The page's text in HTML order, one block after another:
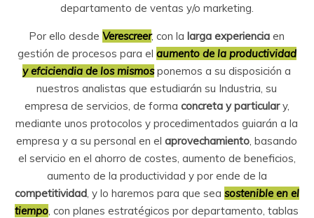
departamento de ventas y/o marketing.
Por ello desdeVerescreer, con lalarga experiencia en
gestión de procesos para el aumento de la productividad
y efciciendia de los mismosponemos a su disposición a
nuestros analistas que estudiarán su Industria, su
empresa de servicios, de forma concreta y particulary,
mediante unos protocolos y procedimentados guiarán a la
empresa y a su personal en elaprovechamiento , basando
el servicio en el ahorro de costes, aumento de beneficios,
aumento de la productividad y por ende de la
competitividad, y lo haremos para que sea sostenible en el
tiempo , con planes estratégicos por departamento, tablas